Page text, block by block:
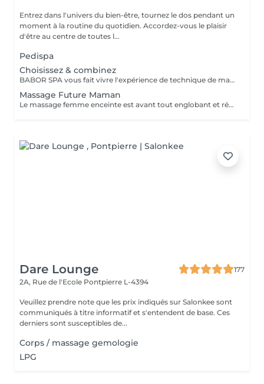
Entrez dans l'univers du bien-être, tournez le dos pendant un
moment à la routine du quotidien. Accordez-vous le plaisir
d'être au centre de toutes l...
Pedispa
Choisissez & combinez
BABOR SPA vous fait vivre l'expérience de technique de massage grâce à des arômes délicats, des textures caressantes et des soins efficaces. Que voulez-vous ressentir ? Décidez vous même! SHAPING FOR BODY - Modèle mes sens. Définit une silhouette séduisante et affinée. ENERGIZING LIME MANDARIN - Eveille mes sens. Met tous les sens en éveil et apporte vivacité à la peau. RELAXING LAVENDER MINT - Relaxe mes sens. Caresse la peau et apporte une peau intérieure totale. BALANCING CASHMERE WOOD - Renforce mes sens. Apporte force intérieure et une peau plus résistante.
Massage Future Maman
Le massage femme enceinte est avant tout englobant et réconfortant. Ce massage utilise des techniques spécifiques permettant de soulager les tensions musculaires particulières pendant la grossesse.
Dare Lounge
177
2A, Rue de l'Ecole Pontpierre L-4394
Veuillez prendre note que les prix indiqués sur Salonkee sont
communiqués à titre informatif et s'entendent de base. Ces
derniers sont susceptibles de...
Corps / massage gemologie
LPG